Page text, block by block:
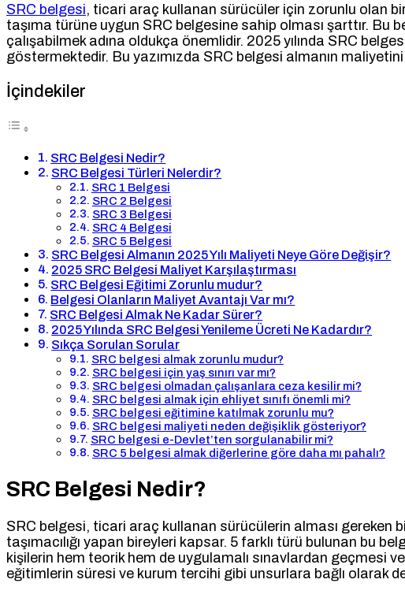
SRC belgesi, ticari araç kullanan sürücüler için zorunlu olan
taşıma türüne uygun SRC belgesine sahip olması şarttır. Bu
çalışabilmek adına oldukça önemlidir. 2025 yılında SRC
göstermektedir. Bu yazımızda SRC belgesi almanın
İçindekiler
SRC Belgesi Nedir?
SRC Belgesi Türleri Nelerdir?
SRC 1 Belgesi
SRC 2 Belgesi
SRC 3 Belgesi
SRC 4 Belgesi
SRC 5 Belgesi
SRC Belgesi Almanın 2025 Yılı Maliyeti Neye Göre Değişir?
2025 SRC Belgesi Maliyet Karşılaştırması
SRC Belgesi Eğitimi Zorunlu mudur?
Belgesi Olanların Maliyet Avantajı Var mı?
SRC Belgesi Almak Ne Kadar Sürer?
2025 Yılında SRC Belgesi Yenileme Ücreti Ne Kadardır?
Sıkça Sorulan Sorular
SRC belgesi almak zorunlu mudur?
SRC belgesi için yaş sınırı var mı?
SRC belgesi olmadan çalışanlara ceza kesilir mi?
SRC belgesi almak için ehliyet sınıfı önemli mi?
SRC belgesi eğitimine katılmak zorunlu mu?
SRC belgesi maliyeti neden değişiklik gösteriyor?
SRC belgesi e-Devlet’ten sorgulanabilir mi?
SRC 5 belgesi almak diğerlerine göre daha mı pahalı?
SRC Belgesi Nedir?
SRC belgesi, ticari araç kullanan sürücülerin alması gereken
taşımacılığı yapan bireyleri kapsar. 5 farklı türü bulunan bu
kişilerin hem teorik hem de uygulamalı sınavlardan geçmesi
eğitimlerin süresi ve kurum tercihi gibi unsurlara bağlı olarak